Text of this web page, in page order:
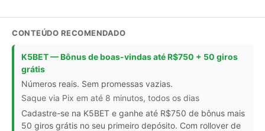
CONTEÚDO RECOMENDADO
K5BET — Bônus de boas-vindas até R$750 + 50 giros
grátis
Números reais. Sem promessas vazias.
Saque via Pix em até 8 minutos, todos os dias
Cadastre-se na K5BET e ganhe até R$750 de bônus mais
50 giros grátis no seu primeiro depósito. Com rollover de